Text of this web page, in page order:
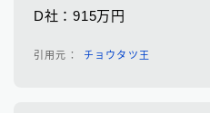
D社：915万円
チョウタツ王